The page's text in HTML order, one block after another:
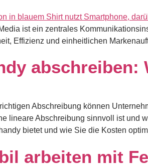
ist ein zentrales
Effizienz und einheitlichen
abschreiben:
Abschreibung können
lineare Abschreibung sinnvoll ist und
bietet und wie Sie die Kosten
arbeiten mit